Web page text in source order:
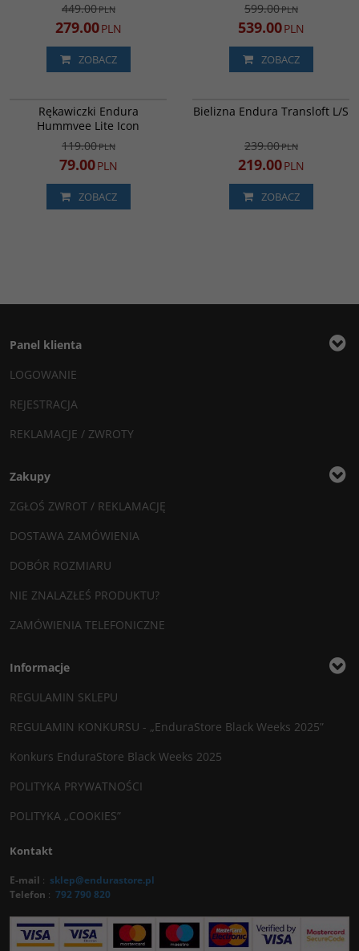
449.00PLN
279.00PLN
ZOBACZ
599.00PLN
539.00PLN
ZOBACZ
PROMOCJA
Rękawiczki Endura
Hummvee Lite Icon
119.00PLN
79.00PLN
ZOBACZ
PROMOCJA
Bielizna Endura Transloft L/S
239.00PLN
219.00PLN
ZOBACZ
Panel klienta
LOGOWANIE
REJESTRACJA
REKLAMACJE / ZWROTY
Zakupy
ZGŁOŚ ZWROT / REKLAMACJĘ
DOSTAWA ZAMÓWIENIA
DOBÓR ROZMIARU
NIE ZNALAZŁEŚ PRODUKTU?
ZAMÓWIENIA TELEFONICZNE
Informacje
REGULAMIN SKLEPU
REGULAMIN KONKURSU - „EnduraStore Black Weeks 2025”
Konkurs EnduraStore Black Weeks 2025
POLITYKA PRYWATNOŚCI
POLITYKA „COOKIES”
Kontakt
E-mail : sklep@endurastore.pl
Telefon : 792 790 820